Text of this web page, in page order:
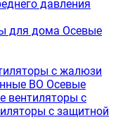
давления
для дома Осевые
с жалюзи
ВО Осевые
вентиляторы с
с защитной